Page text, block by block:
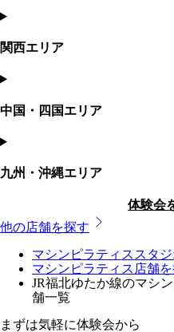
関西エリア
中国・四国エリア
九州・沖縄エリア
体験会
他の店舗を探す
マシンピラティススタジ
マシンピラティス店舗
JR福北ゆたか線のマシ
舗一覧
まずは気軽に体験会から